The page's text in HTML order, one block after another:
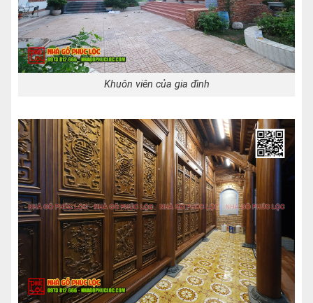
Khuôn viên của gia đình